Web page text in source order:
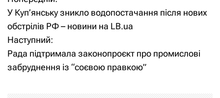
а
в
і
У Куп’янську зникло водопостачання після нових
обстрілів РФ – новини на LB.ua
Наступний:
Рада підтримала законопроєкт про промислові
забруднення із “соєвою правкою”